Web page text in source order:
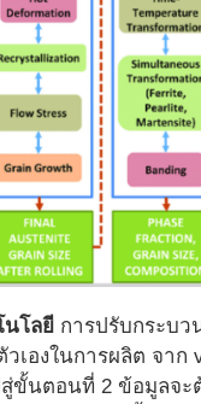
นโลยี การปรับกระบว
เองในการผลิต จาก
ขั้นตอนที่ 2 ข้อมูลจ